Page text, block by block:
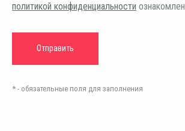
политикой конфиденциальности ознакомлен
* - обязательные поля для заполнения